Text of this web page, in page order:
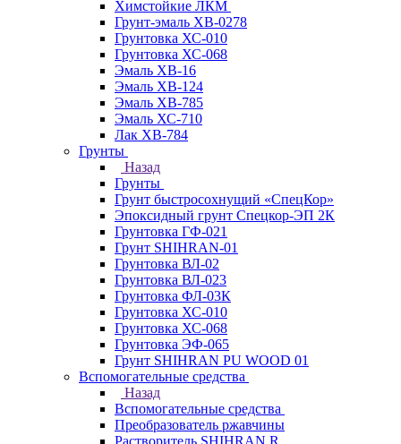
Химстойкие ЛКМ
Грунт-эмаль ХВ-0278
Грунтовка ХС-010
Грунтовка ХС-068
Эмаль ХВ-16
Эмаль ХВ-124
Эмаль ХВ-785
Эмаль ХС-710
Лак ХВ-784
Грунты
Назад
Грунты
Грунт быстросохнущий «СпецКор»
Эпоксидный грунт Спецкор-ЭП 2К
Грунтовка ГФ-021
Грунт SHIHRAN-01
Грунтовка ВЛ-02
Грунтовка ВЛ-023
Грунтовка ФЛ-03К
Грунтовка ХС-010
Грунтовка ХС-068
Грунтовка ЭФ-065
Грунт SHIHRAN PU WOOD 01
Вспомогательные средства
Назад
Вспомогательные средства
Преобразователь ржавчины
Растворитель SHIHRAN R